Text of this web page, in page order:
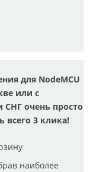
для NodeMCU
или с
СНГ очень просто
всего 3 клика!
наиболее